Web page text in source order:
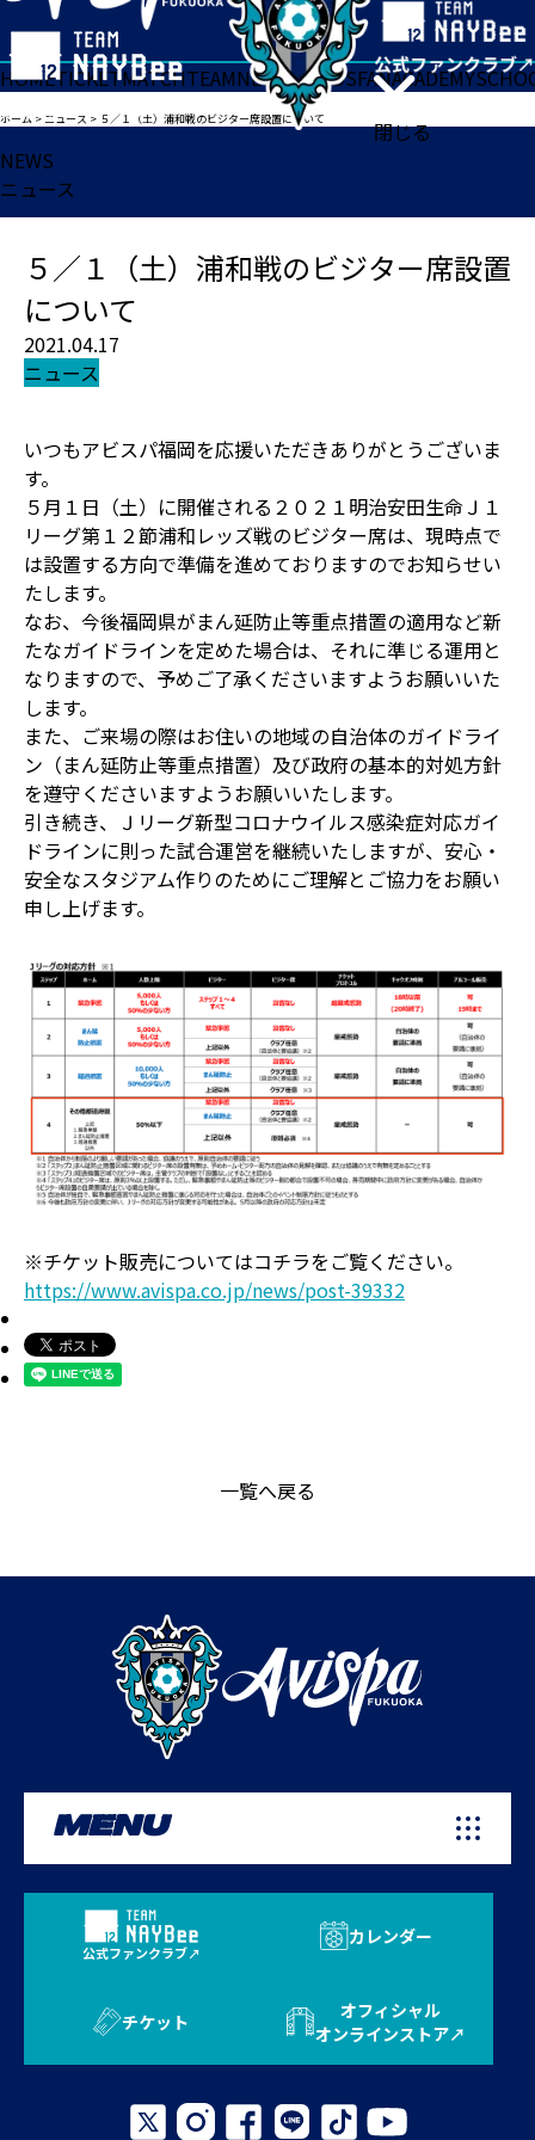
閉じる
HOMETICKETMATCHTEAMNEWSGOODSFANACADEMY
ホーム >ニュース > ５／１（土）浦和戦のビジター席設置について
NEWS
ニュース
５／１（土）浦和戦のビジター席設置
について
2021.04.17
ニュース
いつもアビスパ福岡を応援いただきありがとうございま
す。
５月１日（土）に開催される２０２１明治安田生命Ｊ１
リーグ第１２節浦和レッズ戦のビジター席は、現時点で
は設置する方向で準備を進めておりますのでお知らせい
たします。
なお、今後福岡県がまん延防止等重点措置の適用など新
たなガイドラインを定めた場合は、それに準じる運用と
なりますので、予めご了承くださいますようお願いいた
します。
また、ご来場の際はお住いの地域の自治体のガイドライ
ン（まん延防止等重点措置）及び政府の基本的対処方針
を遵守くださいますようお願いいたします。
引き続き、Ｊリーグ新型コロナウイルス感染症対応ガイ
ドラインに則った試合運営を継続いたしますが、安心・
安全なスタジアム作りのためにご理解とご協力をお願い
申し上げます。
※チケット販売についてはコチラをご覧ください。
https://www.avispa.co.jp/news/post-39332
一覧へ戻る
MENU
公式ファンクラブ
カレンダー
チケット
オフィシャル
オンラインストア